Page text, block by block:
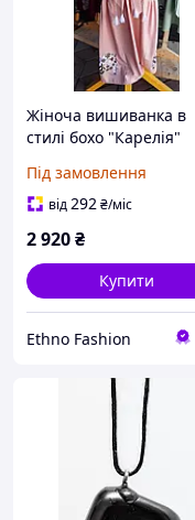
Жіноча вишиванка в
стилі бохо "Карелія"
Під замовлення
від292₴/міс
2 920₴
Купити
Ethno Fashion